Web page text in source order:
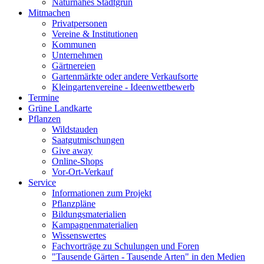
Naturnahes Stadtgrün
Mitmachen
Privatpersonen
Vereine & Institutionen
Kommunen
Unternehmen
Gärtnereien
Gartenmärkte oder andere Verkaufsorte
Kleingartenvereine - Ideenwettbewerb
Termine
Grüne Landkarte
Pflanzen
Wildstauden
Saatgutmischungen
Give away
Online-Shops
Vor-Ort-Verkauf
Service
Informationen zum Projekt
Pflanzpläne
Bildungsmaterialien
Kampagnenmaterialien
Wissenswertes
Fachvorträge zu Schulungen und Foren
"Tausende Gärten - Tausende Arten" in den Medien